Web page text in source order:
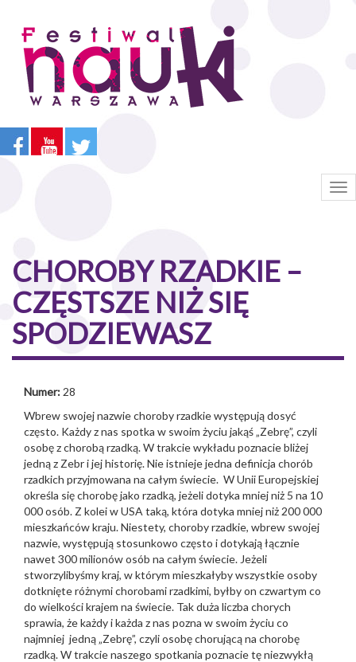
treści
CHOROBY RZADKIE –
CZĘSTSZE NIŻ SIĘ
SPODZIEWASZ
Numer: 28
Wbrew swojej nazwie choroby rzadkie występują dosyć
często. Każdy z nas spotka w swoim życiu jakąś „Zebrę”, czyli
osobę z chorobą rzadką. W trakcie wykładu poznacie bliżej
jedną z Zebr i jej historię. Nie istnieje jedna definicja chorób
rzadkich przyjmowana na całym świecie. W Unii Europejskiej
określa się chorobę jako rzadką, jeżeli dotyka mniej niż 5 na 10
000 osób. Z kolei w USA taką, która dotyka mniej niż 200 000
mieszkańców kraju. Niestety, choroby rzadkie, wbrew swojej
nazwie, występują stosunkowo często i dotykają łącznie
nawet 300 milionów osób na całym świecie. Jeżeli
stworzylibyśmy kraj, w którym mieszkałyby wszystkie osoby
dotknięte różnymi chorobami rzadkimi, byłby on czwartym co
do wielkości krajem na świecie. Tak duża liczba chorych
sprawia, że każdy i każda z nas pozna w swoim życiu co
najmniej jedną „Zebrę”, czyli osobę chorującą na chorobę
rzadką. W trakcie naszego spotkania poznacie tę niezwykłą